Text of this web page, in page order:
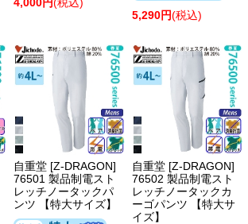
5,290円(税込)
自重堂 [Z-DRAGON]
76501 製品制電スト
レッチノータックパ
ンツ 【特大サイズ】
自重堂 [Z-DRAGON]
76502 製品制電スト
レッチノータックカ
ーゴパンツ 【特大サ
イズ】